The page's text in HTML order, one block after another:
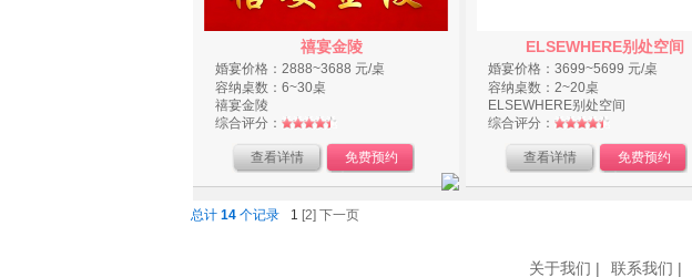
禧宴金陵
婚宴价格：2888~3688 元/桌
容纳桌数：6~30桌
禧宴金陵
综合评分：
查看详情 免费预约
ELSEWHERE别处空间
婚宴价格：3699~5699 元/桌
容纳桌数：2~20桌
ELSEWHERE别处空间
综合评分：
查看详情 免费预约
总计 14 个记录 1 [2] 下一页
关于我们 | 联系我们 |